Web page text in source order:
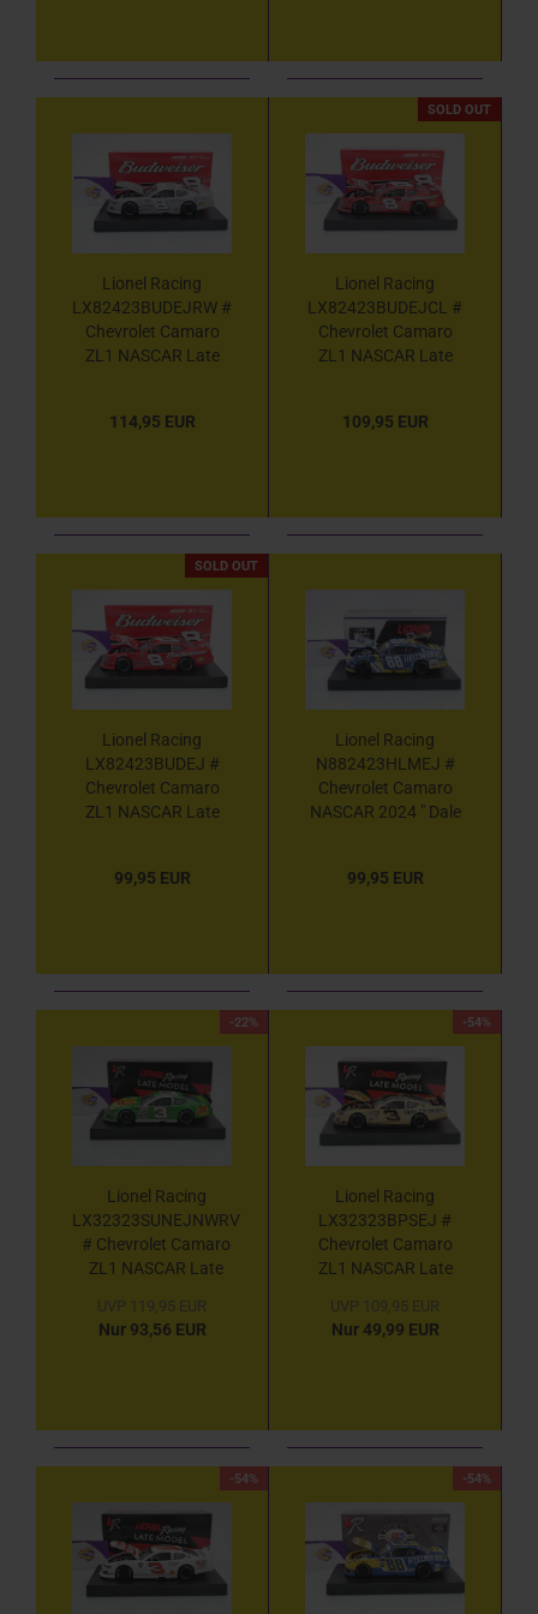
Lionel Racing
LX82423BUDEJRW #
Chevrolet Camaro
ZL1 NASCAR Late
Budweiser Beer " 1:24
114,95 EUR
SOLD OUT
Lionel Racing
LX82423BUDEJCL #
Chevrolet Camaro
ZL1 NASCAR Late
Budweiser Beer " 1:24
109,95 EUR
SOLD OUT
Lionel Racing
LX82423BUDEJ #
Chevrolet Camaro
ZL1 NASCAR Late
Budweiser Beer " 1:24
99,95 EUR
Lionel Racing
N882423HLMEJ #
Chevrolet Camaro
NASCAR 2024 " Dale
Mayonnaise " 1:24
99,95 EUR
-22%
Lionel Racing
LX32323SUNEJNWRV
# Chevrolet Camaro
ZL1 NASCAR Late
Earnhardt Jr. - Sun
Drop North Wilkesboro
UVP 119,95 EUR
Nur 93,56 EUR
-54%
Lionel Racing
LX32323BPSEJ #
Chevrolet Camaro
ZL1 NASCAR Late
Earnhardt Jr. - Bass
Pro Shops " 1:24
UVP 109,95 EUR
Nur 49,99 EUR
-54% -54%